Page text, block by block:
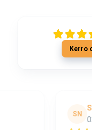
Kerro
Satu
02230 •